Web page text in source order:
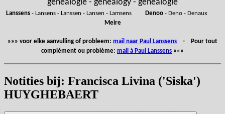
genealogie - genealogy - généalogie
Lanssens- Lansens - Lanssen - Lansen - Lamsens Denoo- Deno - Denaux
Meire
»»» voor elke aanvulling of probleem: mail naar Paul Lanssens - Pour tout
complément ou problème: mail à Paul Lanssens «««
Notities bij: Francisca Livina ('Siska')
HUYGHEBAERT